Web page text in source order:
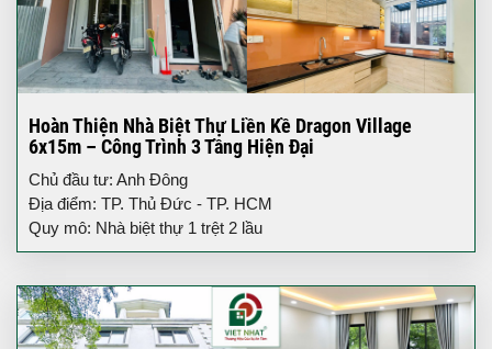
Hoàn Thiện Nhà Biệt Thự Liền Kề Dragon Village
6x15m – Công Trình 3 Tầng Hiện Đại
Chủ đầu tư: Anh Đông
Địa điểm: TP. Thủ Đức - TP. HCM
Quy mô: Nhà biệt thự 1 trệt 2 lầu